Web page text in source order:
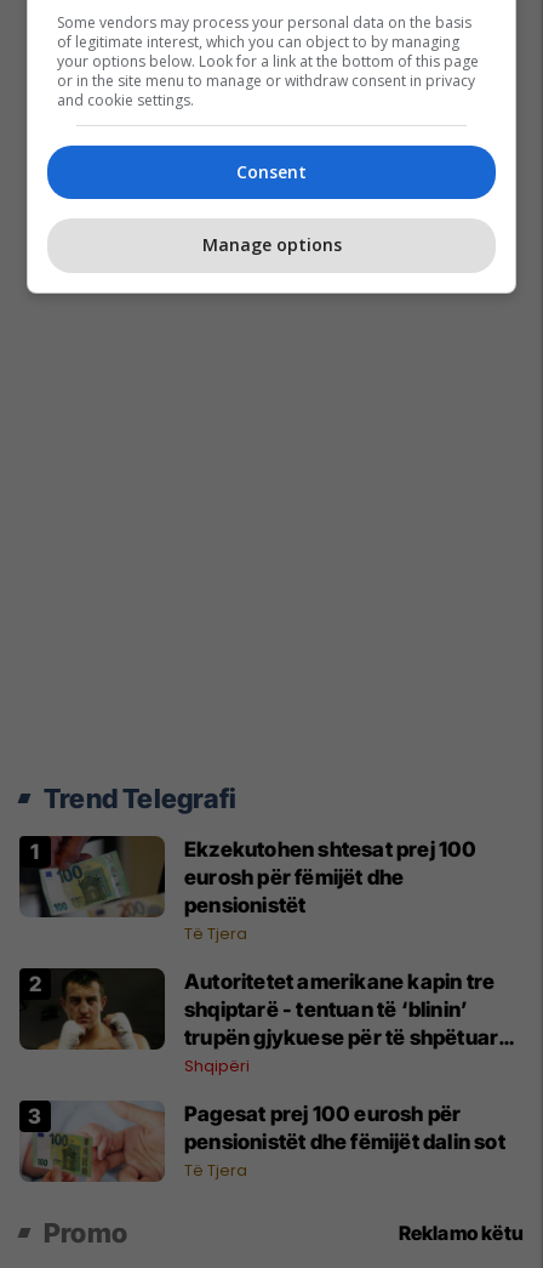
Trend Telegrafi
Ekzekutohen shtesat prej 100
eurosh për fëmijët dhe
pensionistët
Të Tjera
Autoritetet amerikane kapin tre
shqiptarë - tentuan të ‘blinin’
trupën gjykuese për të shpëtuar
ish-boksierin malazez
Shqipëri
Pagesat prej 100 eurosh për
pensionistët dhe fëmijët dalin sot
Të Tjera
Promo Reklamo këtu
Some vendors may process your personal data on the basis
of legitimate interest, which you can object to by managing
your options below. Look for a link at the bottom of this page
or in the site menu to manage or withdraw consent in privacy
and cookie settings.
Consent
Manage options